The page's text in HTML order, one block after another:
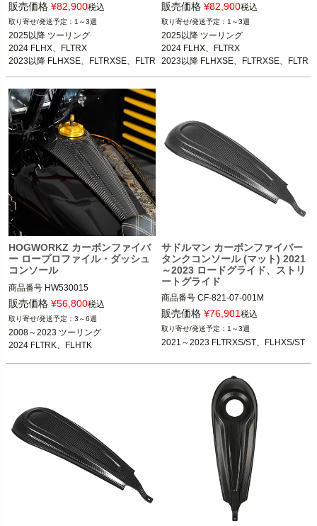
3OT：2201-0309
販売価格 ¥82,900税込
1～3週
2025以降 ツーリング
2024 FLHX、FLTRX
2023以降 FLHXSE、FLTRXSE、FLTR
3OT：2201-0308
販売価格 ¥82,900税込
1～3週
2025以降 ツーリング
2024 FLHX、FLTRX
2023以降 FLHXSE、FLTRXSE、FLTR
HOGWORKZ カーボンファイバ
ー ロープロファイル・ダッシュ
コンソール
商品番号 HW530015
販売価格 ¥56,800税込
3～6週
2008～2023 ツーリング
2024 FLTRK、FLHTK
サドルマン カーボンファイバー
タンクコンソール (マット) 2021
～2023 ロードグライド、ストリ
ートグライド
商品番号 CF-821-07-001M
3OT：2201-0307
販売価格 ¥76,901 税込
1～3週
2021～2023 FLTRXS/ST、FLHXS/ST